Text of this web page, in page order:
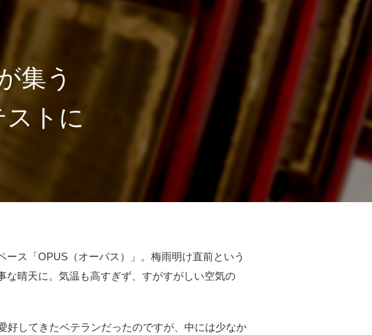
集う
トに
ス「OPUS（オーパス）」。梅雨明け直前という
晴天に。気温も高すぎず、すがすがしい空気の
好してきたベテランだったのですが、中には少なか